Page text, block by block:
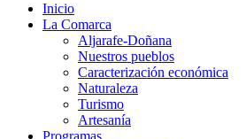
Inicio
La Comarca
Aljarafe-Doñana
Nuestros pueblos
Caracterización económica
Naturaleza
Turismo
Artesanía
Programas